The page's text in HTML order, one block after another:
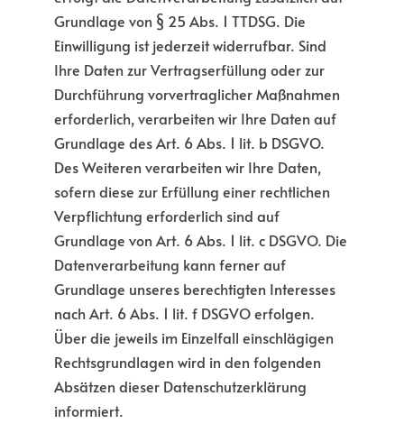
Grundlage von § 25 Abs. 1 TTDSG. Die
Einwilligung ist jederzeit widerrufbar. Sind
Ihre Daten zur Vertragserfüllung oder zur
Durchführung vorvertraglicher Maßnahmen
erforderlich, verarbeiten wir Ihre Daten auf
Grundlage des Art. 6 Abs. 1 lit. b DSGVO.
Des Weiteren verarbeiten wir Ihre Daten,
sofern diese zur Erfüllung einer rechtlichen
Verpflichtung erforderlich sind auf
Grundlage von Art. 6 Abs. 1 lit. c DSGVO. Die
Datenverarbeitung kann ferner auf
Grundlage unseres berechtigten Interesses
nach Art. 6 Abs. 1 lit. f DSGVO erfolgen.
Über die jeweils im Einzelfall einschlägigen
Rechtsgrundlagen wird in den folgenden
Absätzen dieser Datenschutzerklärung
informiert.